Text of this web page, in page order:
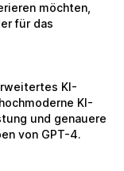
möchten,
für das
KI-
KI-
und genauere
von GPT-4.